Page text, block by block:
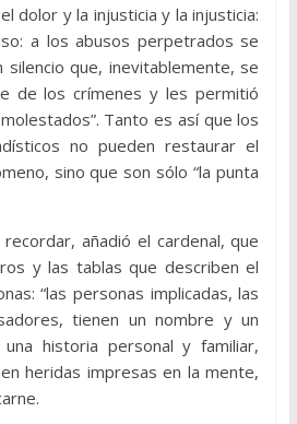
dolor y la injusticia y la injusticia:
a los abusos perpetrados se
silencio que, inevitablemente, se
de los crímenes y les permitió
Tanto es así que los
no pueden restaurar el
sino que son sólo “la punta
añadió el cardenal, que
y las tablas que describen el
“las personas implicadas, las
tienen un nombre y un
historia personal y familiar,
heridas impresas en la mente,